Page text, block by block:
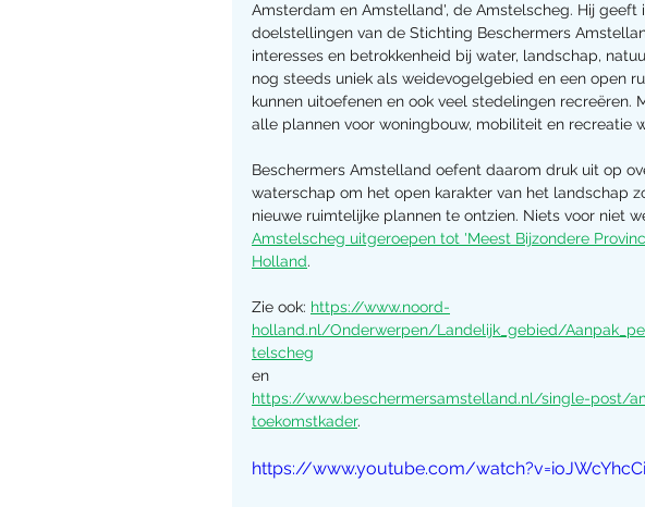
Amsterdam en Amstelland', de Amstelscheg. Hij
doelstellingen van de Stichting Beschermers
interesses en betrokkenheid bij water, landschap,
nog steeds uniek als weidevogelgebied en een open
kunnen uitoefenen en ook veel stedelingen
alle plannen voor woningbouw, mobiliteit en recreatie
Beschermers Amstelland oefent daarom druk uit op
waterschap om het open karakter van het landschap
nieuwe ruimtelijke plannen te ontzien. Niets voor niet
Amstelscheg uitgeroepen tot 'Meest Bijzondere
Holland.
Zie ook: https://www.noord-
holland.nl/Onderwerpen/Landelijk_gebied/
telscheg
en
https://www.beschermersamstelland.nl/single-post/
toekomstkader.
https://www.youtube.com/